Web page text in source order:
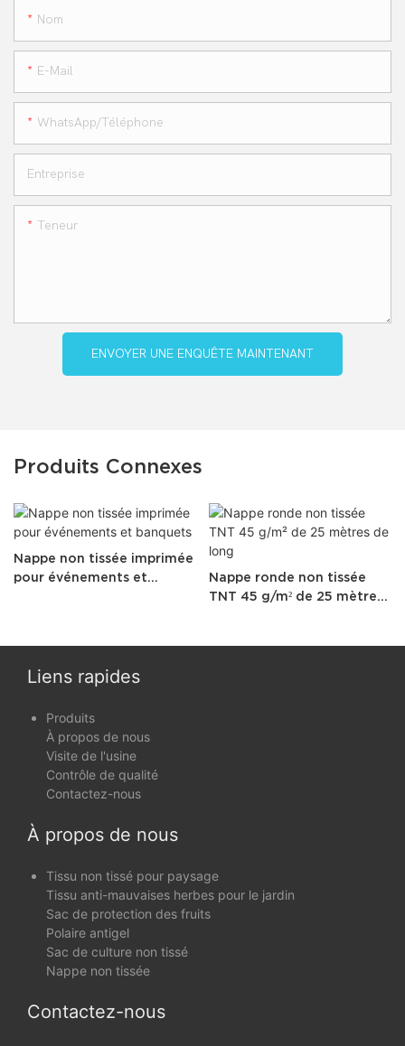
Nom
E-Mail
WhatsApp/téléphone
Entreprise
Teneur
ENVOYER UNE ENQUÊTE MAINTENANT
Produits Connexes
Nappe non tissée imprimée
pour événements et
Nappe ronde non tissée
TNT 45 g/m² de 25 mètres
Liens rapides
Produits
À propos de nous
Visite de l'usine
Contrôle de qualité
Contactez-nous
À propos de nous
Tissu non tissé pour paysage
Tissu anti-mauvaises herbes pour le jardin
Sac de protection des fruits
Polaire antigel
Sac de culture non tissé
Nappe non tissée
Contactez-nous